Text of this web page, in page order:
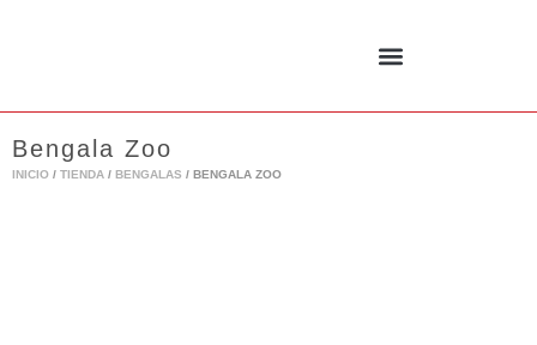
Bengala Zoo
INICIO / TIENDA / BENGALAS / BENGALA ZOO